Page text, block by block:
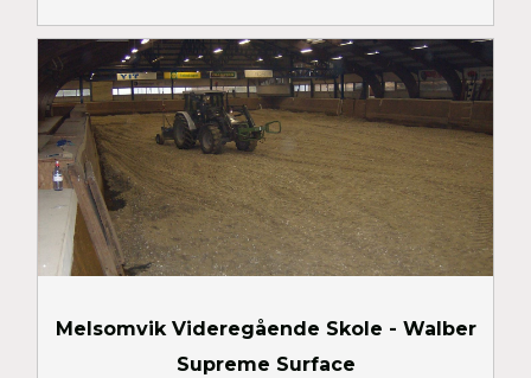
Melsomvik Videregående Skole - Walber
Supreme Surface